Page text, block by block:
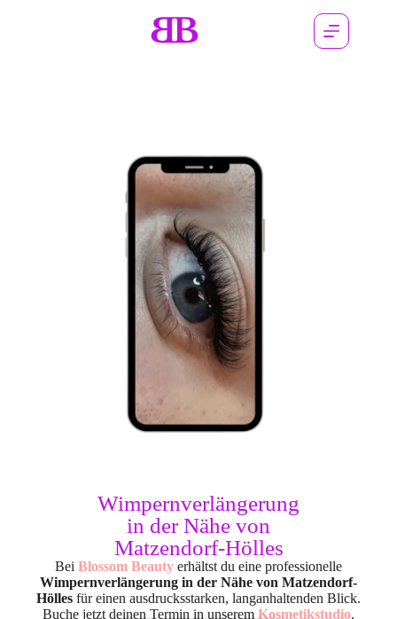
Wimpernverlängerung
in der Nähe von
Matzendorf-Hölles
Bei Blossom Beauty erhältst du eine professionelle
Wimpernverlängerung in der Nähe von Matzendorf-
Hölles für einen ausdrucksstarken, langanhaltenden Blick.
Buche jetzt deinen Termin in unserem Kosmetikstudio.